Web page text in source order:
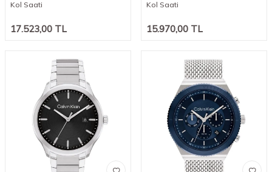
Kol Saati
17.523,00 TL
Kol Saati
15.970,00 TL